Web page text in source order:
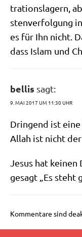
tra­ti­ons­la­gern,
sten­ver­fol­gung
es für Ihn nicht.
dass Islam und
bellis sagt:
9. MAI 2017 UM 11:30 UHR
Drin­gend ist
Allah ist nicht
Jesus hat
gesagt „Es steht
Kommentare sind